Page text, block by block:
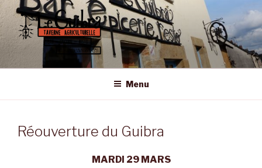
Aller
au
contenu
principal
LE GUIBRA – ST SULPICE LA
Taverne Agriculturelle • Bar – Epicerie – Resto
Menu
Réouverture du Guibra
MARDI 29 MARS